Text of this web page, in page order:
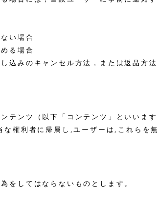
い場合
る場合
込みのキャンセル方法，または返品方
テンツ（以下「コンテンツ」といいま
権利者に帰属し,ユーザーは,これらを
をしてはならないものとします。